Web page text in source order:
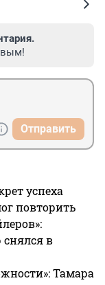
Отправить
успеха
повторить
в
Тамара